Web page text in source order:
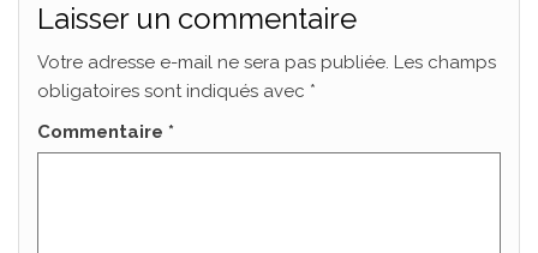
Laisser un commentaire
Votre adresse e-mail ne sera pas publiée. Les champs
obligatoires sont indiqués avec *
Commentaire *